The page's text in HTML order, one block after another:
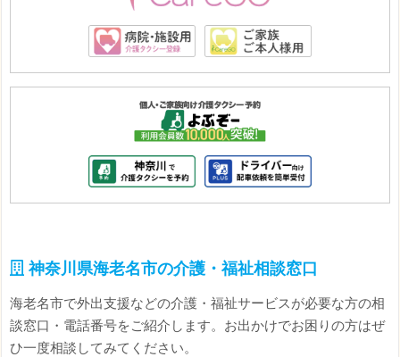
神奈川県海老名市の介護・福祉相談窓口
海老名市で外出支援などの介護・福祉サービスが必要な方の相
談窓口・電話番号をご紹介します。お出かけでお困りの方はぜ
ひ一度相談してみてください。